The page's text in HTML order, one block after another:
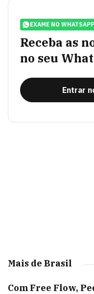
EXAME NO WHATSAPP
Receba as
no seu
Entrar
Mais de Brasil
Com Free Flow,